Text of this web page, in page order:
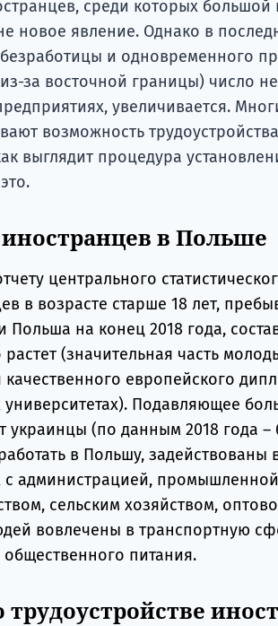
среди которых
новое явление. Однако в
и одновременного
за восточной границы) число
увеличивается.
возможность
выглядит процедура
в Польше
центрального
в возрасте старше 18 лет,
Польша на конец 2018 года,
растет (значительная часть
качественного европейского
университетах). Подавляющее
украинцы (по данным 2018 года –
в Польшу,
с администрацией,
сельским хозяйством,
вовлечены в транспортную
общественного питания.
трудоустройстве